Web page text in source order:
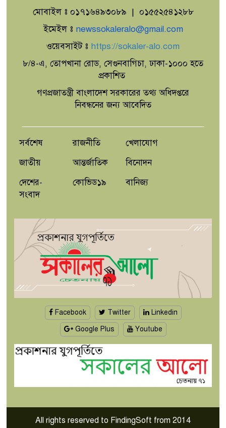
নিসচার মহাসমাবেশে নিরাপদ বাংলাদেশ
গড়ার ১২ দফা কর্মপরিকল্পনা
'পিঁপড়ের রাজপথ'
যাওয়ায় টোল ১০০ টাকা,নৌভাড়ার
চেয়েও বেশি ঘাট টোল,ক্ষুব্ধ পর্যটক
মোবাইল ঃ ০১৭১৬৪৯৩০৮৯ | ০১৫৫২৫৪১২৮৮
ইমেইল ঃ newssokaleralo@gmail.com
ওয়েবসাইট ঃ https://sokaler-alo.com
৮/৪-এ, তোপখানা রোড, সেগুনবাগিচা, ঢাকা-১০০০ হতে
প্রকাশিত
গণপ্রজাতন্ত্রী বাংলাদেশ সরকারের তথ্য অধিদপ্তরে
নিবন্ধনের জন্য আবেদিত
সর্বশেষ
জাতীয়
দেশের-
সংবাদ
রাজনীতি
আন্তর্জাতিক
কোভিড১৯
খেলাযোগ
বিনোদন
বানিজ্য
Facebook Twitter
Linkedin
Google Plus
Youtube
All rights reserved to FindingSoft from 2014